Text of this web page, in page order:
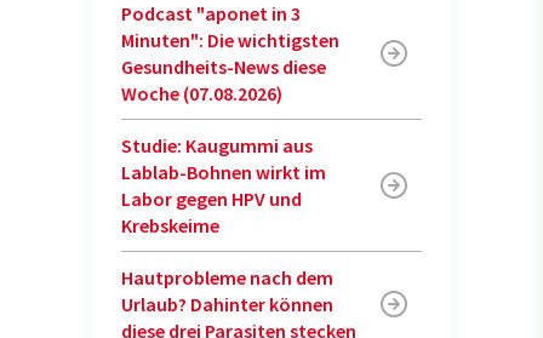
Podcast "aponet in 3
Minuten": Die wichtigsten
Gesundheits-News diese
Woche (07.08.2026)
Studie: Kaugummi aus
Lablab-Bohnen wirkt im
Labor gegen HPV und
Krebskeime
Hautprobleme nach dem
Urlaub? Dahinter können
diese drei Parasiten stecken